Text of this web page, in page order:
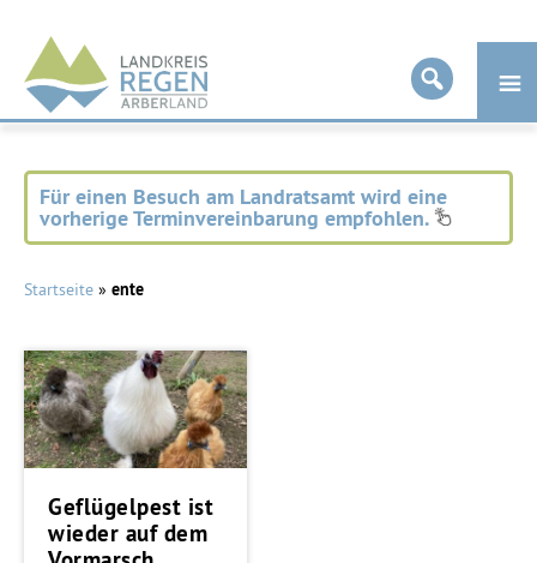
Landkreis
Regen
Für einen Besuch am Landratsamt wird eine
vorherige Terminvereinbarung empfohlen.
Startseite » ente
Geflügelpest ist
wieder auf dem